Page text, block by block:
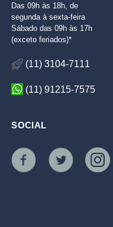
Das 09h às 18h, de
segunda à sexta-feira
Sábado das 09h às 17h
(exceto feriados)*
(11) 3104-7111
(11) 91215-7575
SOCIAL